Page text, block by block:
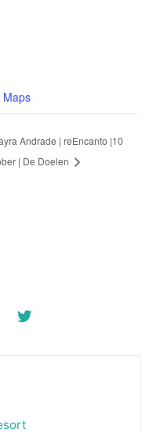
Maps
Andrade | reEncanto |10
| De Doelen